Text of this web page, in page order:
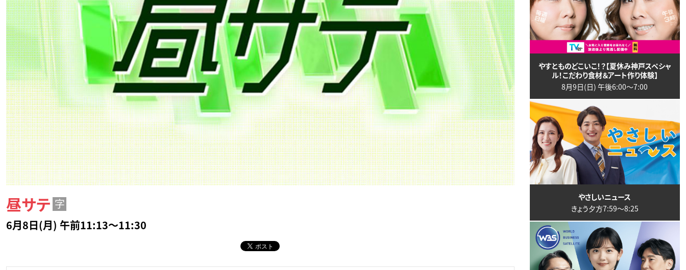
昼サテ 字
6月8日(月) 午前11:13～11:30
やすとものどこいこ！？【夏休み神戸スペシャ
ル！こだわり食材＆アート作り体験】
8月9日(日) 午後6:00〜7:00
やさしいニュース
きょう夕方7:59〜8:25